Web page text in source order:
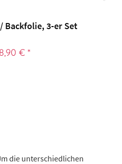
Backfolie, 3-er Set
€ *
die unterschiedlichen